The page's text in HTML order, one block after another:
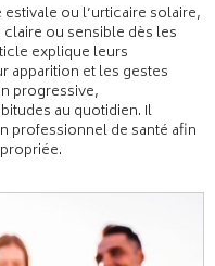
ou l’urticaire solaire,
ou sensible dès les
explique leurs
apparition et les gestes
progressive,
au quotidien. Il
professionnel de santé afin